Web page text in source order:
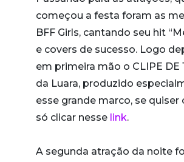
começou a festa foram as
BFF Girls, cantando seu hit
e covers de sucesso. Logo
em primeira mão o CLIPE DE
da Luara, produzido
esse grande marco, se quiser
só clicar nesse link.
A segunda atração da noite